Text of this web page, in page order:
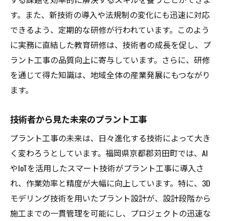
す。また、新技術の導入や法規制の変化にも迅速に対応
できるよう、定期的な研修が行われています。このよう
に実務に直結した教育研修は、技術者の成長を促し、プ
ラント工事の品質向上に寄与しています。さらに、研修
を通じて得た知識は、地域全体の産業発展にもつながり
ます。
技術者から見た未来のプラント工事
プラント工事の未来は、日々進化する技術によって大き
く変わろうとしています。福岡県京都郡苅田町では、AI
やIoTを活用したスマート技術がプラント工事に導入さ
れ、作業効率と精度が大幅に向上しています。特に、3D
モデリング技術を用いたプラント設計が、設計段階から
施工までの一貫管理を可能にし、プロジェクトの迅速な